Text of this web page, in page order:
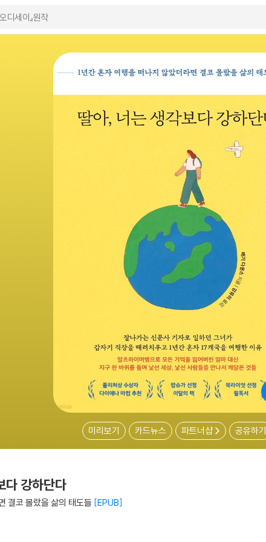
미리보기 카드뉴스 파트너샵 공유하기
다 강하단다
결코 몰랐을 삶의 태도들 EPUB